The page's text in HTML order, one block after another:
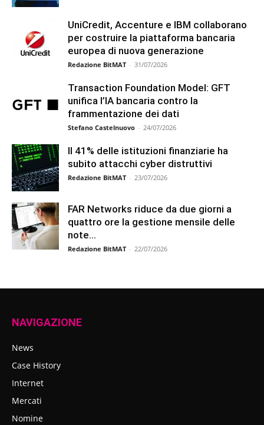
UniCredit, Accenture e IBM collaborano
per costruire la piattaforma bancaria
europea di nuova generazione
Redazione BitMAT - 31/07/2026
Transaction Foundation Model: GFT
unifica l’IA bancaria contro la
frammentazione dei dati
Stefano Castelnuovo - 24/07/2026
Il 41% delle istituzioni finanziarie ha
subito attacchi cyber distruttivi
Redazione BitMAT - 23/07/2026
FAR Networks riduce da due giorni a
quattro ore la gestione mensile delle
note...
Redazione BitMAT - 22/07/2026
NAVIGAZIONE
News
Case History
Internet
Mercati
Nomine